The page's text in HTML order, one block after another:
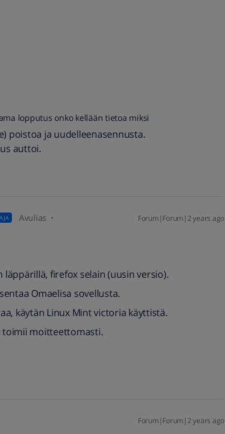
lopputus onko kellään tietoa miksi
se) poistoa ja uudelleenasennusta.
auttoi.
Avulias Forum|Forum|2 years ago
firefox selain (uusin versio).
Omaelisa sovellusta.
käytän Linux Mint victoria käyttistä.
toimii moitteettomasti.
Forum|Forum|2 years ago